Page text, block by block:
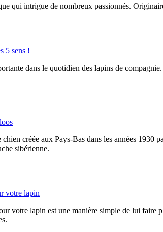
qui intrigue de nombreux passionnés.
5 sens !
dans le quotidien des lapins de
créée aux Pays-Bas dans les années
sibérienne.
votre lapin
votre lapin est une manière simple de lui